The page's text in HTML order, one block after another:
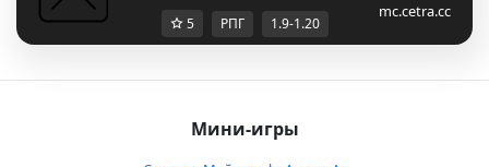
mc.cetra.cc
5 РПГ 1.9-1.20
Мини-игры